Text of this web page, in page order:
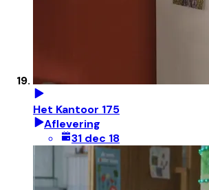
Het Kantoor 175
Aflevering
31 dec 18